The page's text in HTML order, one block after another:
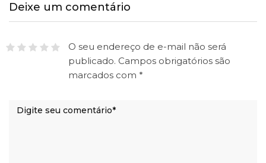
Deixe um comentário
O seu endereço de e-mail não será
publicado. Campos obrigatórios são
marcados com *